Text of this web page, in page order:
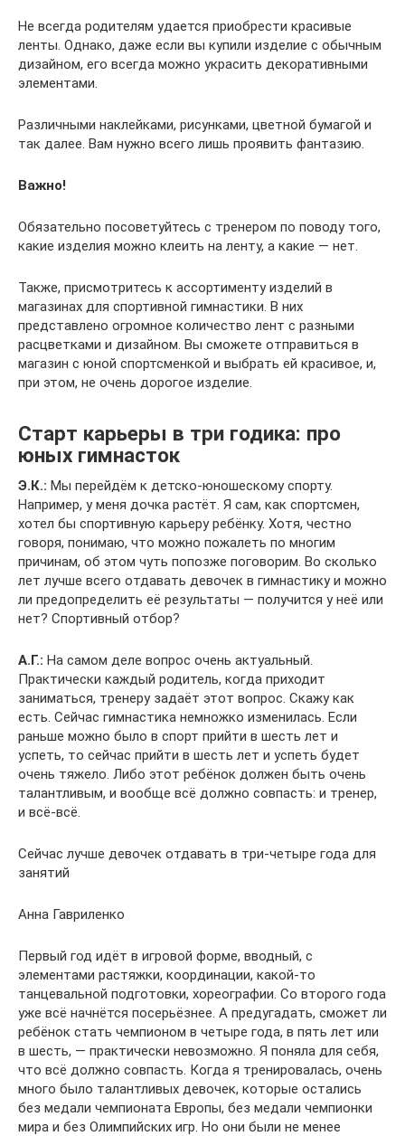
Не всегда родителям удается приобрести красивые
ленты. Однако, даже если вы купили изделие с обычным
дизайном, его всегда можно украсить декоративными
элементами.
Различными наклейками, рисунками, цветной бумагой и
так далее. Вам нужно всего лишь проявить фантазию.
Важно!
Обязательно посоветуйтесь с тренером по поводу того,
какие изделия можно клеить на ленту, а какие — нет.
Также, присмотритесь к ассортименту изделий в
магазинах для спортивной гимнастики. В них
представлено огромное количество лент с разными
расцветками и дизайном. Вы сможете отправиться в
магазин с юной спортсменкой и выбрать ей красивое, и,
при этом, не очень дорогое изделие.
Старт карьеры в три годика: про
юных гимнасток
Э.К.: Мы перейдём к детско-юношескому спорту.
Например, у меня дочка растёт. Я сам, как спортсмен,
хотел бы спортивную карьеру ребёнку. Хотя, честно
говоря, понимаю, что можно пожалеть по многим
причинам, об этом чуть попозже поговорим. Во сколько
лет лучше всего отдавать девочек в гимнастику и можно
ли предопределить её результаты — получится у неё или
нет? Спортивный отбор?
А.Г.: На самом деле вопрос очень актуальный.
Практически каждый родитель, когда приходит
заниматься, тренеру задаёт этот вопрос. Скажу как
есть. Сейчас гимнастика немножко изменилась. Если
раньше можно было в спорт прийти в шесть лет и
успеть, то сейчас прийти в шесть лет и успеть будет
очень тяжело. Либо этот ребёнок должен быть очень
талантливым, и вообще всё должно совпасть: и тренер,
и всё-всё.
Сейчас лучше девочек отдавать в три-четыре года для
занятий
Анна Гавриленко
Первый год идёт в игровой форме, вводный, с
элементами растяжки, координации, какой-то
танцевальной подготовки, хореографии. Со второго года
уже всё начнётся посерьёзнее. А предугадать, сможет ли
ребёнок стать чемпионом в четыре года, в пять лет или
в шесть, — практически невозможно. Я поняла для себя,
что всё должно совпасть. Когда я тренировалась, очень
много было талантливых девочек, которые остались
без медали чемпионата Европы, без медали чемпионки
мира и без Олимпийских игр. Но они были не менее